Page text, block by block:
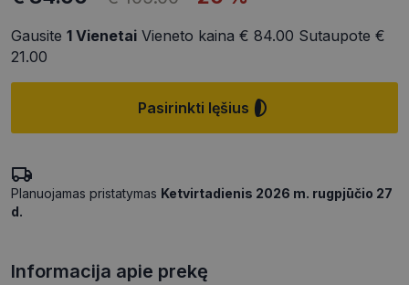
Gausite 1 Vienetai Vieneto kaina € 84.00 Sutaupote €
21.00
Pasirinkti lęšius
Planuojamas pristatymas Ketvirtadienis 2026 m. rugpjūčio 27
d.
Informacija apie prekę